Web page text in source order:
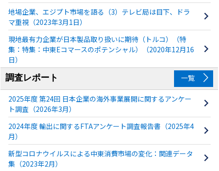
地場企業、エジプト市場を語る（3）テレビ局は目下、ドラ
マ重視（2023年3月1日）
現地最有力企業が日本製品取り扱いに期待（トルコ）（特
集：特集：中東Eコマースのポテンシャル）（2020年12月16
日）
調査レポート
一覧
2025年度 第24回 日本企業の海外事業展開に関するアンケー
ト調査（2026年3月）
2024年度 輸出に関するFTAアンケート調査報告書（2025年4
月）
新型コロナウイルスによる中東消費市場の変化：関連データ
集（2023年2月）